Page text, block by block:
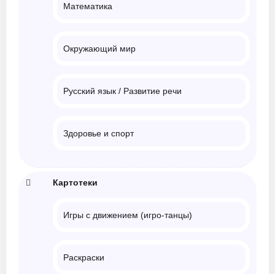
Математика
Окружающий мир
Русский язык / Развитие речи
Здоровье и спорт
Картотеки
Игры с движением (игро-танцы)
Раскраски